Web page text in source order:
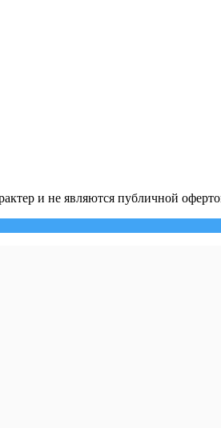
и не являются публичной